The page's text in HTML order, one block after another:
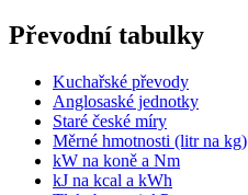
Převodní tabulky
Kuchařské převody
Anglosaské jednotky
Staré české míry
Měrné hmotnosti (litr na kg)
kW na koně a Nm
kJ na kcal a kWh